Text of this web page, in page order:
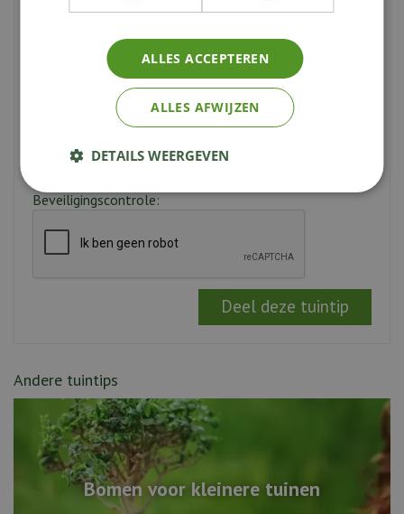
E-mailadres van ontvanger:*
Beveiligingscontrole:
Andere tuintips
Bomen voor kleinere tuinen
ALLES ACCEPTEREN
ALLES AFWIJZEN
DETAILS WEERGEVEN